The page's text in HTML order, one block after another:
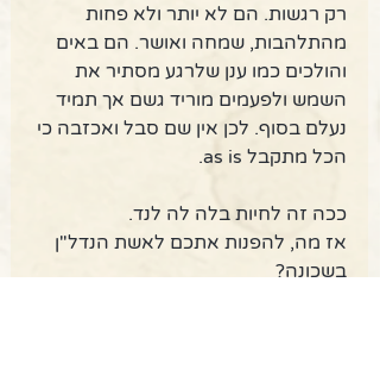
רק רגשות. הם לא יותר ולא פחות
מהתלהבות, שמחה ואושר. הם באים
והולכים כמו ענן שלרגע מסתיר את
השמש ולפעמים מוריד גשם אך תמיד
נעלם בסוף. לכן אין שם סבל ואכזבה כי
הכל מתקבל as is.
ככה זה לחיות בלה לה לנד.
אז מה, להפנות אתכם לאשת הנדל"ן
בשכונה?